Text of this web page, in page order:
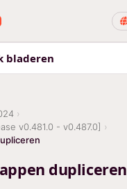
bladeren
v0.481.0 - v0.487.0]
dupliceren